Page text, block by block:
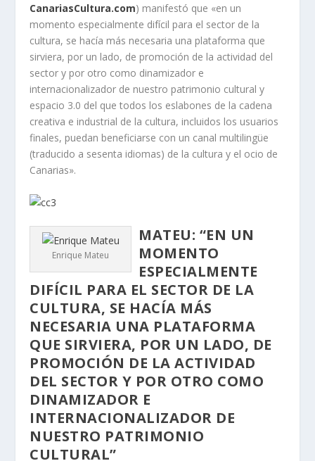
CanariasCultura.com) manifestó que «en un
momento especialmente difícil para el sector de la
cultura, se hacía más necesaria una plataforma que
sirviera, por un lado, de promoción de la actividad del
sector y por otro como dinamizador e
internacionalizador de nuestro patrimonio cultural y
espacio 3.0 del que todos los eslabones de la cadena
creativa e industrial de la cultura, incluidos los usuarios
finales, puedan beneficiarse con un canal multilingüe
(traducido a sesenta idiomas) de la cultura y el ocio de
Canarias».
Enrique Mateu
MATEU: “EN UN
MOMENTO
ESPECIALMENTE
DIFÍCIL PARA EL SECTOR DE LA
CULTURA, SE HACÍA MÁS
NECESARIA UNA PLATAFORMA
QUE SIRVIERA, POR UN LADO, DE
PROMOCIÓN DE LA ACTIVIDAD
DEL SECTOR Y POR OTRO COMO
DINAMIZADOR E
INTERNACIONALIZADOR DE
NUESTRO PATRIMONIO
CULTURAL”